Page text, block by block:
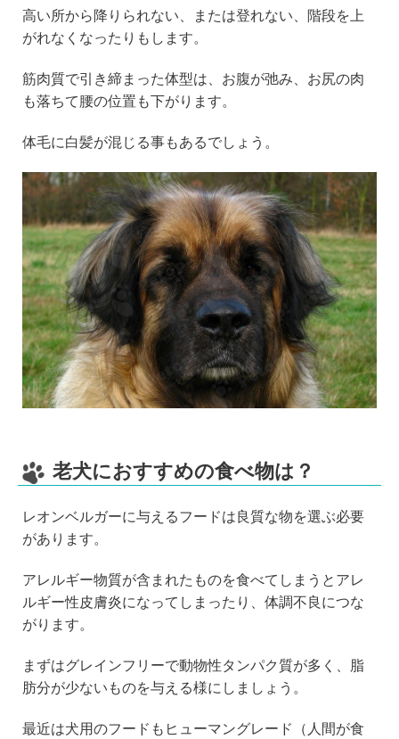
高い所から降りられない、または登れない、階段を上
がれなくなったりもします。
筋肉質で引き締まった体型は、お腹が弛み、お尻の肉
も落ちて腰の位置も下がります。
体毛に白髪が混じる事もあるでしょう。
老犬におすすめの食べ物は？
レオンベルガーに与えるフードは良質な物を選ぶ必要
があります。
アレルギー物質が含まれたものを食べてしまうとアレ
ルギー性皮膚炎になってしまったり、体調不良につな
がります。
まずはグレインフリーで動物性タンパク質が多く、脂
肪分が少ないものを与える様にしましょう。
最近は犬用のフードもヒューマングレード（人間が食